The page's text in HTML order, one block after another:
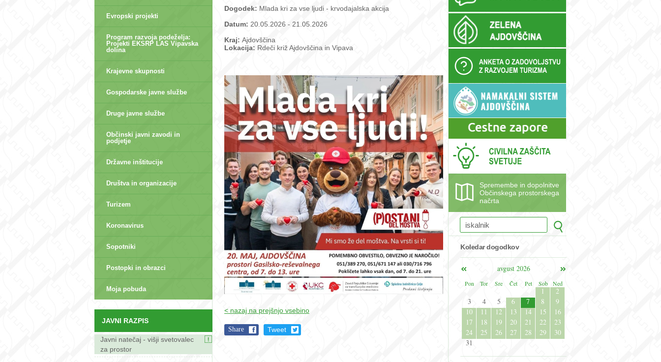
Evropski projekti
Program razvoja podeželja:
Projekti EKSRP LAS Vipavska
dolina
Krajevne skupnosti
Gospodarske javne službe
Druge javne službe
Občinski javni zavodi in
podjetje
Državne inštitucije
Društva in organizacije
Turizem
Koronavirus
Sopotniki
Postopki in obrazci
Moja pobuda
JAVNI RAZPIS
Javni natečaj - višji svetovalec
za prostor
Dogodek: Mlada kri za vse ljudi - krvodajalska akcija
Datum: 20.05.2026 - 21.05.2026
Kraj: Ajdovščina
Lokacija: Rdeči križ Ajdovščina in Vipava
< nazaj na prejšnjo vsebino
Share Tweet
Spremembe in dopolnitve
Občinskega prostorskega
načrta
Koledar dogodkov
avgust 2026
Pon
Tor Sre Čet Pet Sob Ned
1
2
3
4 5 6 7 8
9
10
11 12 13 14 15
16
17
18 19 20 21 22
23
24
25 26 27 28 29
30
31